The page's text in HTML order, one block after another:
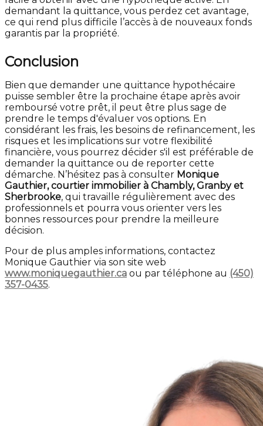
demandant la quittance, vous perdez cet avantage,
ce qui rend plus difficile l’accès à de nouveaux fonds
garantis par la propriété.
Conclusion
Bien que demander une quittance hypothécaire
puisse sembler être la prochaine étape après avoir
remboursé votre prêt, il peut être plus sage de
prendre le temps d'évaluer vos options. En
considérant les frais, les besoins de refinancement, les
risques et les implications sur votre flexibilité
financière, vous pourrez décider s'il est préférable de
demander la quittance ou de reporter cette
démarche. N’hésitez pas à consulter Monique
Gauthier, courtier immobilier à Chambly, Granby et
Sherbrooke, qui travaille régulièrement avec des
professionnels et pourra vous orienter vers les
bonnes ressources pour prendre la meilleure
décision.
Pour de plus amples informations, contactez
Monique Gauthier via son site web
www.moniquegauthier.ca ou par téléphone au (450)
357-0435.